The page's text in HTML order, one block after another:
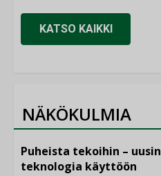
KATSO KAIKKI
NÄKÖKULMIA
Puheista tekoihin – uusin
teknologia käyttöön